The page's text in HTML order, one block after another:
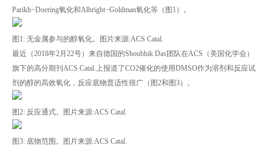
Parikh−Doering氧化和Albright−Goldman氧化等（图1）。
图1: 无金属参与的醇氧化。图片来源:ACS Catal.
最近（2018年2月22号）来自德国的Shoubhik Das团队在ACS（美国化学会）
旗下的高分期刊ACS Catal.上报道了CO2催化的使用DMSO作为溶剂和反应试
剂的醇的高效氧化，反应底物普适性很广（图2和图3）。
图2: 反应通式。图片来源:ACS Catal.
图3: 底物范围。图片来源:ACS Catal.